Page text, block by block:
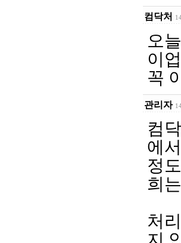
컴닥처
오
이
꼭
관리자
컴
에
정
희
처